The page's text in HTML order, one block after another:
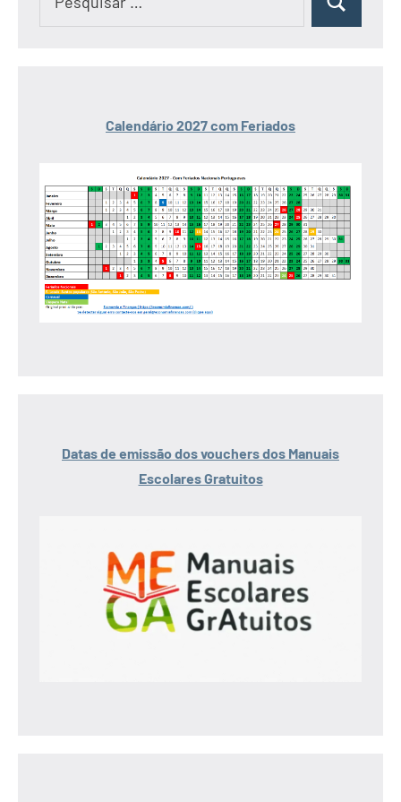
Pesquisar
Calendário 2027 com Feriados
Datas de emissão dos vouchers dos Manuais
Escolares Gratuitos